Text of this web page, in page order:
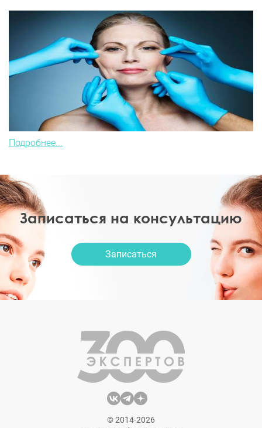
Подробнее...
Записаться на консультацию
Записаться
© 2014-2026